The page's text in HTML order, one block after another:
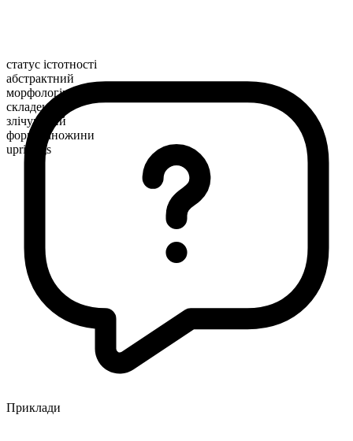
статус істотності
абстрактний
морфологічна будова
складене
злічуваний
форма множини
uprisings
Приклади